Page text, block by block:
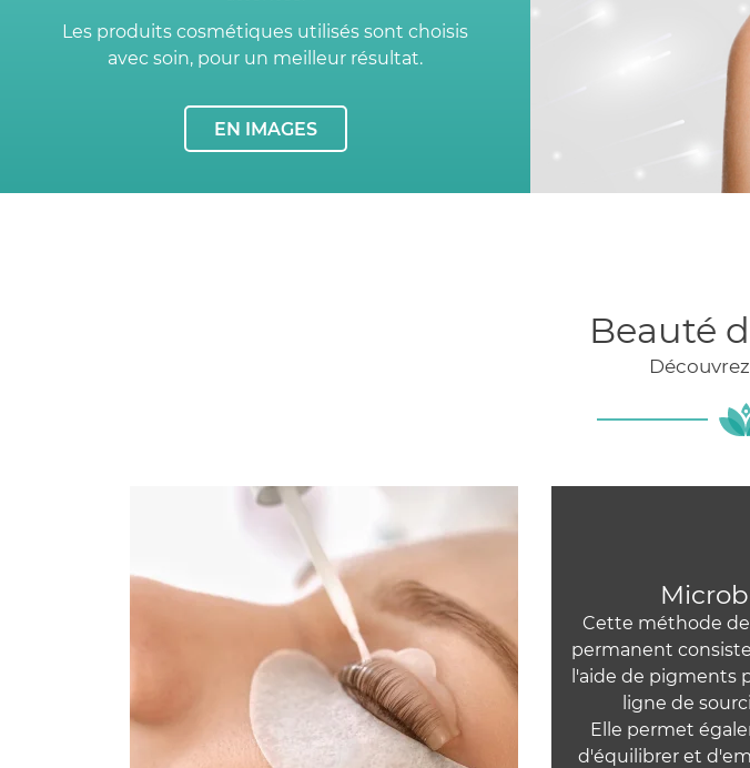
Les produits cosmétiques utilisés sont choisis
avec soin, pour un meilleur résultat.
EN IMAGES
Beauté
Cette méthode
permanent
l'aide de pigments
ligne de
Elle permet
d'équilibrer et